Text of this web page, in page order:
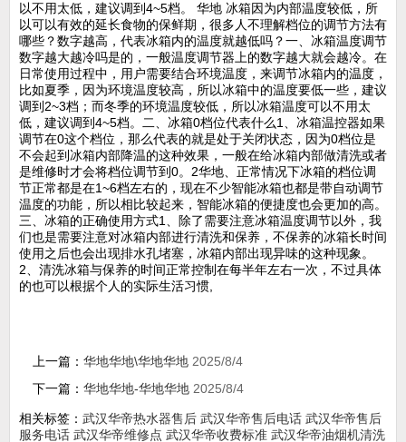
以不用太低，建议调到4~5档。 华地 冰箱因为内部温度较低，所
以可以有效的延长食物的保鲜期，很多人不理解档位的调节方法有
哪些？数字越高，代表冰箱内的温度就越低吗？一、冰箱温度调节
数字越大越冷吗是的，一般温度调节器上的数字越大就会越冷。在
日常使用过程中，用户需要结合环境温度，来调节冰箱内的温度，
比如夏季，因为环境温度较高，所以冰箱中的温度要低一些，建议
调到2~3档；而冬季的环境温度较低，所以冰箱温度可以不用太
低，建议调到4~5档。二、冰箱0档位代表什么1、冰箱温控器如果
调节在0这个档位，那么代表的就是处于关闭状态，因为0档位是
不会起到冰箱内部降温的这种效果，一般在给冰箱内部做清洗或者
是维修时才会将档位调节到0。2华地、正常情况下冰箱的档位调
节正常都是在1~6档左右的，现在不少智能冰箱也都是带自动调节
温度的功能，所以相比较起来，智能冰箱的便捷度也会更加的高。
三、冰箱的正确使用方式1、除了需要注意冰箱温度调节以外，我
们也是需要注意对冰箱内部进行清洗和保养，不保养的冰箱长时间
使用之后也会出现排水孔堵塞，冰箱内部出现异味的这种现象。
2、清洗冰箱与保养的时间正常控制在每半年左右一次，不过具体
的也可以根据个人的实际生活习惯,
上一篇： 华地华地\华地华地 2025/8/4
下一篇： 华地华地-华地华地 2025/8/4
相关标签： 武汉华帝热水器售后 武汉华帝售后电话 武汉华帝售后
服务电话 武汉华帝维修点 武汉华帝收费标准 武汉华帝油烟机清洗